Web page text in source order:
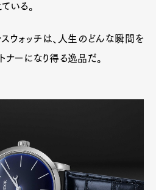
いる。
ウォッチは、人生のどんな瞬間を
ナーになり得る逸品だ。